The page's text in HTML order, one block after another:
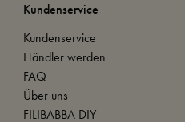
Kundenservice
Kundenservice
Händler werden
FAQ
Über uns
FILIBABBA DIY